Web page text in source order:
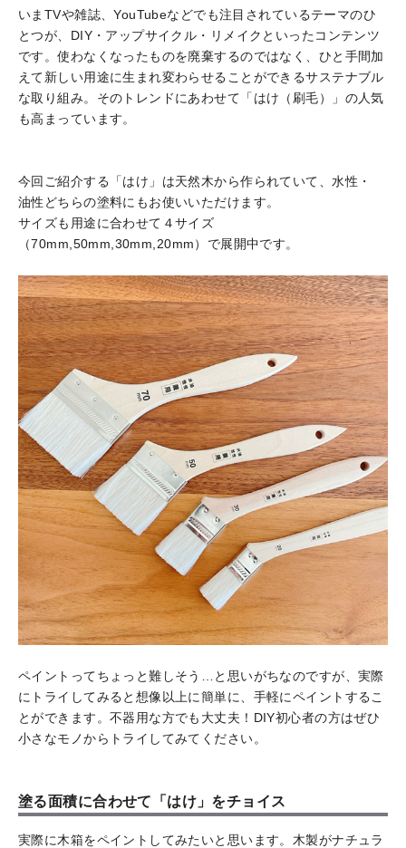
いまTVや雑誌、YouTubeなどでも注目されているテーマのひ
とつが、DIY・アップサイクル・リメイクといったコンテンツ
です。使わなくなったものを廃棄するのではなく、ひと手間加
えて新しい用途に生まれ変わらせることができるサステナブル
な取り組み。そのトレンドにあわせて「はけ（刷毛）」の人気
も高まっています。
今回ご紹介する「はけ」は天然木から作られていて、水性・
油性どちらの塗料にもお使いいただけます。
サイズも用途に合わせて４サイズ
（70mm,50mm,30mm,20mm）で展開中です。
ペイントってちょっと難しそう…と思いがちなのですが、実際
にトライしてみると想像以上に簡単に、手軽にペイントするこ
とができます。不器用な方でも大丈夫！DIY初心者の方はぜひ
小さなモノからトライしてみてください。
塗る面積に合わせて「はけ」をチョイス
実際に木箱をペイントしてみたいと思います。木製がナチュラ